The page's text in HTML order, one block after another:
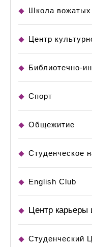
Школа вожатых
Центр
Библиотечно-
Спорт
Общежитие
Студенческое
English Club
Центр карьеры
Студенческий